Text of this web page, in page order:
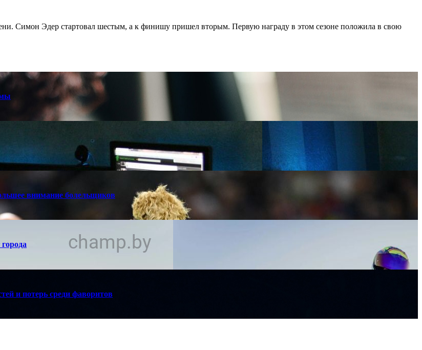
Симон Эдер стартовал шестым, а к финишу пришел вторым. Первую награду в этом сезоне по­ложила в свою
внимание болельщиков
и потерь среди фаворитов